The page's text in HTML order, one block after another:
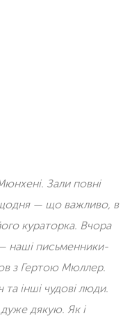
Зали повні
— що важливо, в
кураторка. Вчора
наші письменники-
з Гертою Мюллер.
інші чудові люди.
дякую. Як і